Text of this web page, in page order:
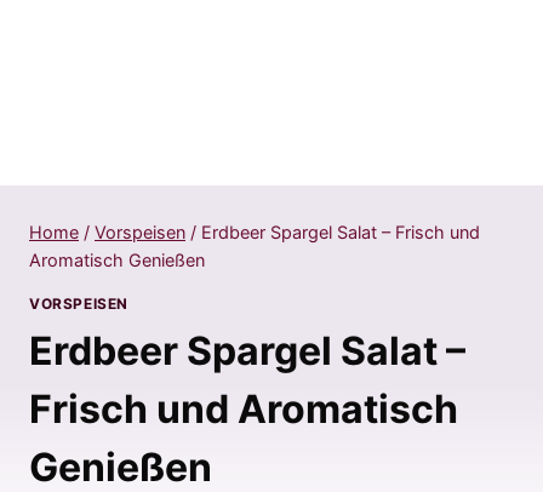
Home / Vorspeisen / Erdbeer Spargel Salat – Frisch und
Aromatisch Genießen
VORSPEISEN
Erdbeer Spargel Salat –
Frisch und Aromatisch
Genießen